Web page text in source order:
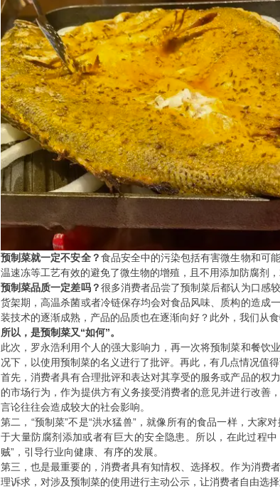
预制菜就一定不安全？食品安全中的污染包括有害微生物和可
温速冻等工艺有效的避免了微生物的增殖，且不用添加防腐剂
预制菜品质一定差吗？很多消费者品尝了预制菜后都认为口感
货架期，高温杀菌或者冷链保存均会对食品风味、质构的造成
装技术的逐渐成熟，产品的品质也在逐渐向好？此外，我们从
所以，是预制菜又“如何”。
此次，罗永浩利用个人的强大影响力，再一次将预制菜和餐饮
况下，以使用预制菜的名义进行了批评。再此，有几点情况值得
首先，消费者具有合理批评和表达对其享受的服务或产品的权
的市场行为，作为提供方有义务接受消费者的意见并进行改善
言论往往会造成较大的社会影响。
第二，“预制菜”不是“洪水猛兽”，就像所有的食品一样，大
于大量防腐剂添加或者有巨大的安全隐患。所以，在此过程
贼”，引导行业向健康、有序的发展。
第三，也是最重要的，消费者具有知情权、选择权。作为消费
理诉求，对涉及预制菜的使用进行主动公示，让消费者自由选